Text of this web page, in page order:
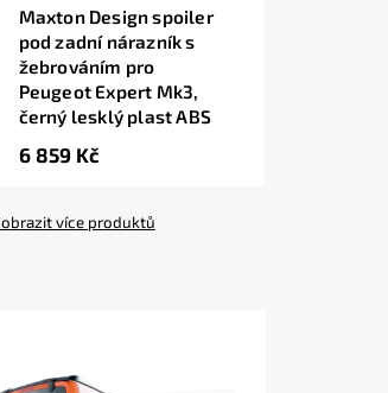
Maxton Design spoiler
pod zadní nárazník s
žebrováním pro
Peugeot Expert Mk3,
černý lesklý plast ABS
6 859 Kč
více produktů